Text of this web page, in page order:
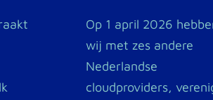
Op 1 april 2026
wij met zes andere
Nederlandse
cloudproviders,